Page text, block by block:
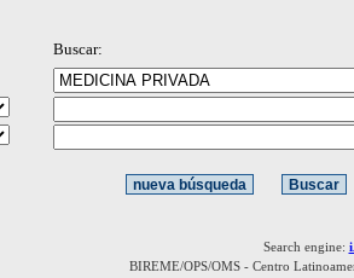
Buscar:
Search engine:
BIREME/OPS/OMS - Centro